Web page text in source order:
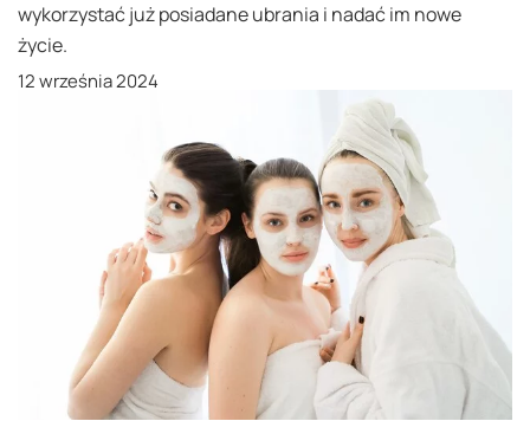
wykorzystać już posiadane ubrania i nadać im nowe
życie.
12 września 2024